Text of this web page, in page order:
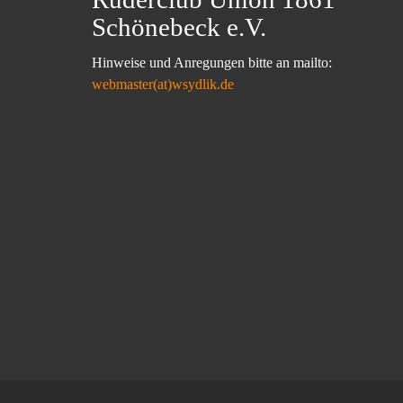
Schönebeck e.V.
Hinweise und Anregungen bitte an mailto:
webmaster(at)wsydlik.de